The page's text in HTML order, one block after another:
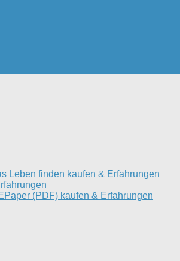
Leben finden kaufen & Erfahrungen
(PDF) kaufen & Erfahrungen